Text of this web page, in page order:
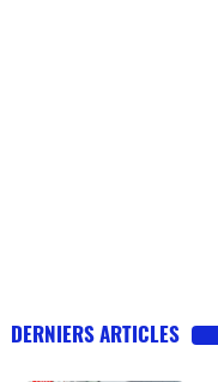
DERNIERS ARTICLES